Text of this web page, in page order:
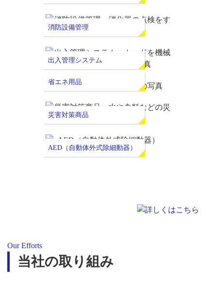
消防設備管理
出入管理システム
省エネ用品
災害対策商品
AED（自動体外式除細動器）
Our Efforts
当社の取り組み